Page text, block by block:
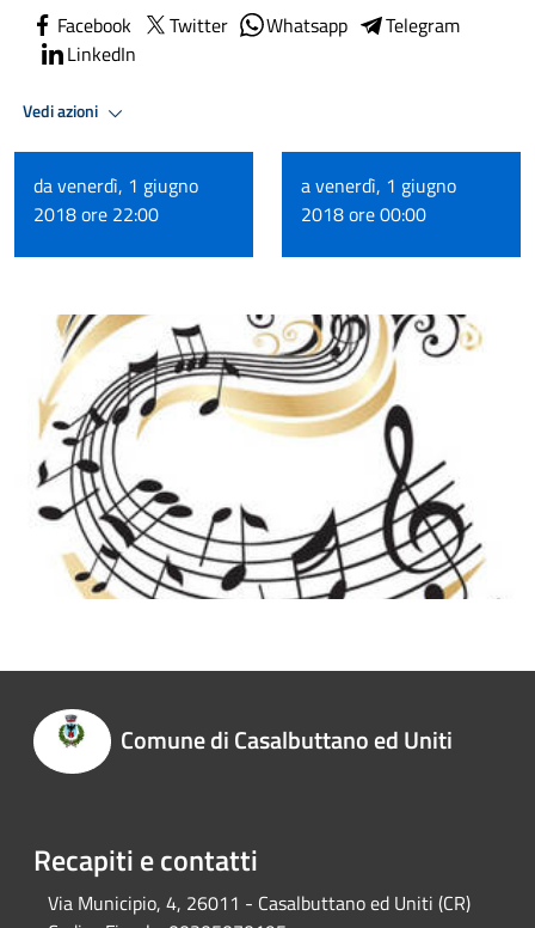
Facebook Twitter Whatsapp
Telegram
LinkedIn
Vedi azioni
da venerdì, 1 giugno
2018 ore 22:00
a venerdì, 1 giugno
2018 ore 00:00
Comune di Casalbuttano ed Uniti
Recapiti e contatti
Via Municipio, 4, 26011 - Casalbuttano ed Uniti (CR)